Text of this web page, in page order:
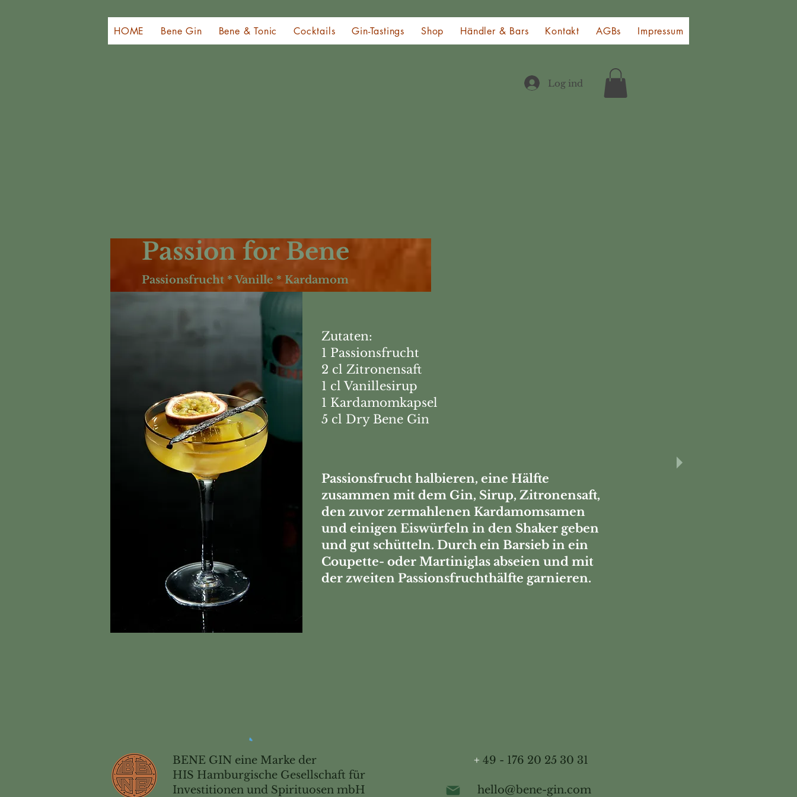
HOME Bene Gin Bene & Tonic Cocktails Gin-Tastings Shop Händler & Bars Kontakt AGBs Impressum
Log ind
Passion for Bene
Passionsfrucht * Vanille * Kardamom
Zutaten:
1 Passionsfrucht
2 cl Zitronensaft
1 cl Vanillesirup
1 Kardamomkapsel
5 cl Dry Bene Gin
Passionsfrucht halbieren, eine Hälfte
zusammen mit dem Gin, Sirup, Zitronensaft,
den zuvor zermahlenen Kardamomsamen
und einigen Eiswürfeln in den Shaker geben
und gut schütteln. Durch ein Barsieb in ein
Coupette- oder Martiniglas abseien und mit
der zweiten Passionsfruchthälfte garnieren.
BENE GIN eine Marke der
HIS Hamburgische Gesellschaft für
Investitionen und Spirituosen mbH
+ 49 - 176 20 25 30 31
hello@bene-gin.com